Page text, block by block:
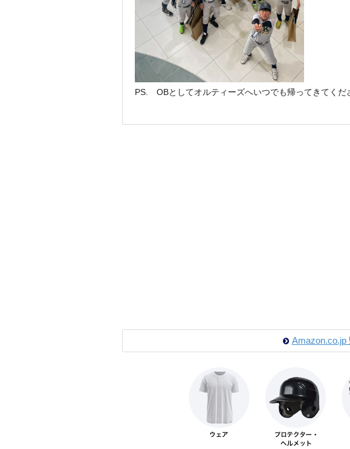
PS. OBとしてオルティーズへいつでも帰ってきてくだ
Amazon.co.jp